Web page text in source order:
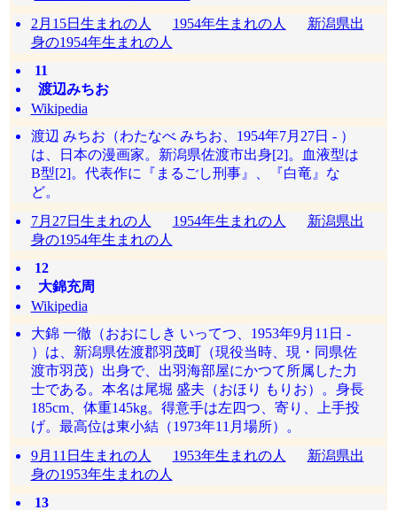
2月15日生まれの人
1954年生まれの人
新潟県出
身の1954年生まれの人
11
渡辺みちお
Wikipedia
渡辺 みちお（わたなべ みちお、1954年7月27日 - ）
は、日本の漫画家。新潟県佐渡市出身[2]。血液型は
B型[2]。代表作に『まるごし刑事』、『白竜』な
ど。
7月27日生まれの人
1954年生まれの人
新潟県出
身の1954年生まれの人
12
大錦充周
Wikipedia
大錦 一徹（おおにしき いってつ、1953年9月11日 -
）は、新潟県佐渡郡羽茂町（現役当時、現・同県佐
渡市羽茂）出身で、出羽海部屋にかつて所属した力
士である。本名は尾堀 盛夫（おほり もりお）。身長
185cm、体重145kg。得意手は左四つ、寄り、上手投
げ。最高位は東小結（1973年11月場所）。
9月11日生まれの人
1953年生まれの人
新潟県出
身の1953年生まれの人
13